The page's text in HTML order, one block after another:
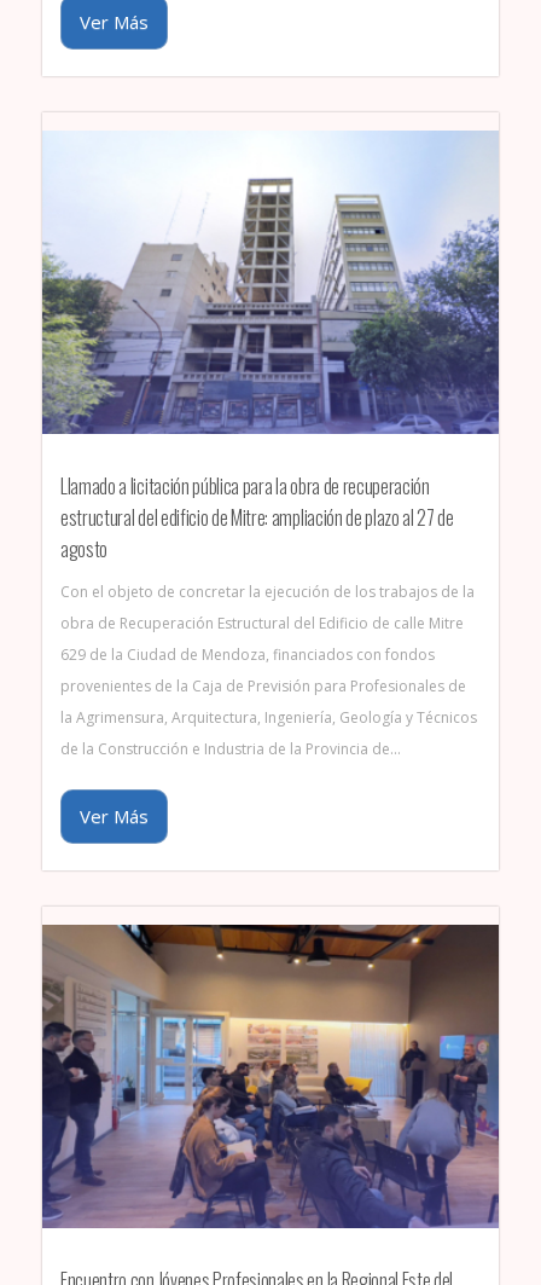
Ver Más
Llamado a licitación pública para la obra de recuperación
estructural del edificio de Mitre: ampliación de plazo al 27 de
agosto
Con el objeto de concretar la ejecución de los trabajos de la
obra de Recuperación Estructural del Edificio de calle Mitre
629 de la Ciudad de Mendoza, financiados con fondos
provenientes de la Caja de Previsión para Profesionales de
la Agrimensura, Arquitectura, Ingeniería, Geología y Técnicos
de la Construcción e Industria de la Provincia de…
Ver Más